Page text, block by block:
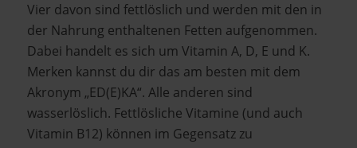
Vier davon sind fettlöslich und werden mit den in
der Nahrung enthaltenen Fetten aufgenommen.
Dabei handelt es sich um Vitamin A, D, E und K.
Merken kannst du dir das am besten mit dem
Akronym „ED(E)KA“. Alle anderen sind
wasserlöslich. Fettlösliche Vitamine (und auch
Vitamin B12) können im Gegensatz zu